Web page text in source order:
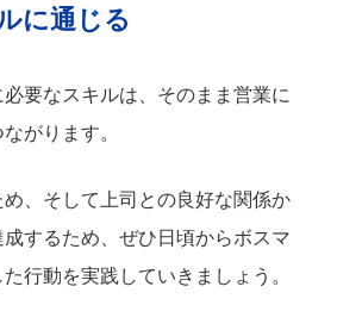
に通じる
要なスキルは、そのまま営業に
がります。
、そして上司との良好な関係か
するため、ぜひ日頃からボスマ
行動を実践していきましょう。